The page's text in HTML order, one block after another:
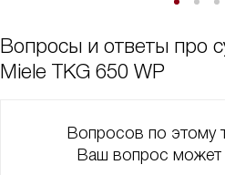
Вопросы и ответы про
Miele TKG 650 WP
Вопросов по этому
Ваш вопрос может